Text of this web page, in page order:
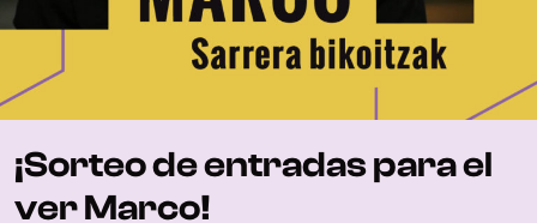
¡Sorteo de entradas para el
ver Marco!